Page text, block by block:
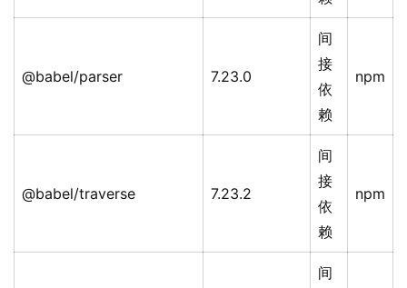
@babel/parser 7.23.0
间
接
依
赖
npm
@babel/traverse 7.23.2
间
接
依
赖
npm
间